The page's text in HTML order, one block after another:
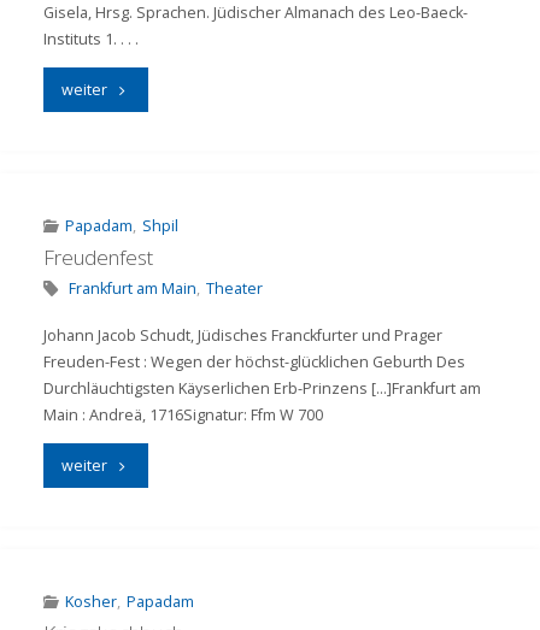
Gisela, Hrsg. Sprachen. Jüdischer Almanach des Leo-Baeck-
Instituts 1. . . .
weiter"Bibliographie
Bet"
Papadam, Shpil
Freudenfest
Frankfurt am Main, Theater
Johann Jacob Schudt, Jüdisches Franckfurter und Prager
Freuden-Fest : Wegen der höchst-glücklichen Geburth Des
Durchläuchtigsten Käyserlichen Erb-Prinzens […]Frankfurt am
Main : Andreä, 1716Signatur: Ffm W 700
weiter"Freudenfest"
Kosher, Papadam